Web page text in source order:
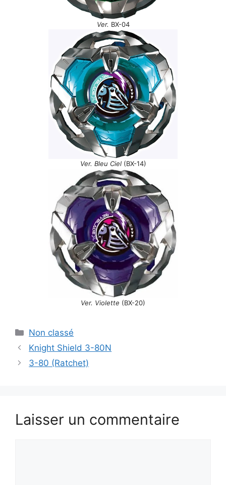
Ver. BX-04
Ver. Bleu Ciel(BX-14)
Ver. Violette (BX-20)
Catégories
Non classé
Knight Shield 3-80N
3-80 (Ratchet)
Laisser un commentaire